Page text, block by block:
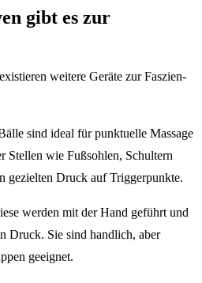
gibt es zur
weitere Geräte zur Faszien-
sind ideal für punktuelle Massage
Stellen wie Fußsohlen, Schultern
gezielten Druck auf Triggerpunkte.
werden mit der Hand geführt und
Druck. Sie sind handlich, aber
geeignet.